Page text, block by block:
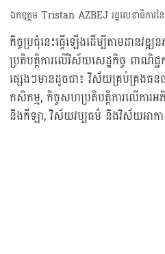
ឯកឧត្តម Tristan AZBEJ រដ្ឋលេខាធិការ
កិច្ចប្រជុំនេះធ្វើឡើងដើម្បីតាមដានវឌ្
ប្រតិបត្តិការលើវិស័យសេដ្ឋកិច្ច ពាណិ
ផ្សេងៗមានដូចជា៖ វិស័យគ្រប់គ្រងធ
កសិកម្ម, កិច្ចសហប្រតិបត្តិការលើការ
និងកីឡា, វិស័យវប្បធម៌ និងវិស័យអា